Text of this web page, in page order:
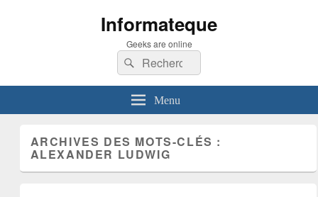
Informateque
Geeks are online
Recherche :
Rechercher
Menu
ARCHIVES DES MOTS-CLÉS :
ALEXANDER LUDWIG